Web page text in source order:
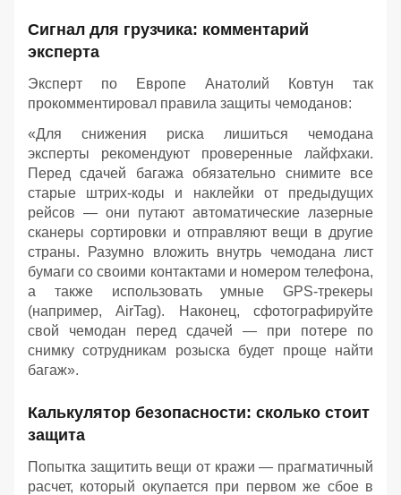
Сигнал для грузчика: комментарий
эксперта
Эксперт по Европе Анатолий Ковтун так
прокомментировал правила защиты чемоданов:
«Для снижения риска лишиться чемодана
эксперты рекомендуют проверенные лайфхаки.
Перед сдачей багажа обязательно снимите все
старые штрих-коды и наклейки от предыдущих
рейсов — они путают автоматические лазерные
сканеры сортировки и отправляют вещи в другие
страны. Разумно вложить внутрь чемодана лист
бумаги со своими контактами и номером телефона,
а также использовать умные GPS-трекеры
(например, AirTag). Наконец, сфотографируйте
свой чемодан перед сдачей — при потере по
снимку сотрудникам розыска будет проще найти
багаж».
Калькулятор безопасности: сколько стоит
защита
Попытка защитить вещи от кражи — прагматичный
расчет, который окупается при первом же сбое в